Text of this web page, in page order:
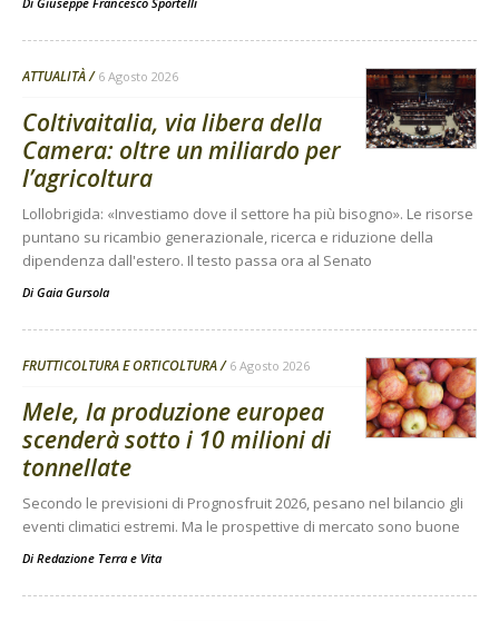
ATTUALITÀ 6 Agosto 2026
Coltivaitalia, via libera della
Camera: oltre un miliardo per
l’agricoltura
Lollobrigida: «Investiamo dove il settore ha più bisogno». Le risorse
puntano su ricambio generazionale, ricerca e riduzione della
dipendenza dall'estero. Il testo passa ora al Senato
Di Gaia Gursola
FRUTTICOLTURA E ORTICOLTURA 6 Agosto 2026
Mele, la produzione europea
scenderà sotto i 10 milioni di
tonnellate
Secondo le previsioni di Prognosfruit 2026, pesano nel bilancio gli
eventi climatici estremi. Ma le prospettive di mercato sono buone
Di Redazione Terra e Vita